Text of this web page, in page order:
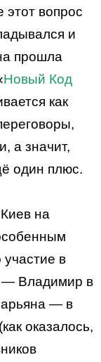
вопрос
и
прошла
Новый Код
как
а значит,
один плюс.
на
в
— Владимир в
— в
оказалось,